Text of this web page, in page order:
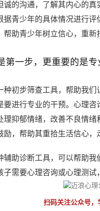
的沟通，了解其内心的
青少年的具体情况进行
助青少年树立信心，重新
一步，更重要的是专
种初步筛查工具，帮助我
进行专业的干预。心理
抑郁情绪，改善不良情
，帮助其重拾生活信心，
辅助诊断工具，可以帮助
子需要心理咨询或心理测试
扫码关注公众号，